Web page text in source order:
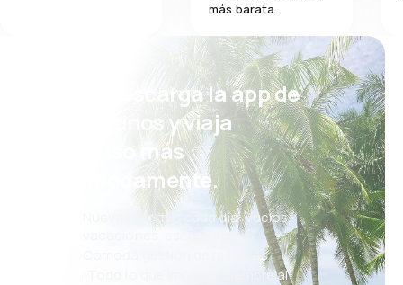
más barata.
¡Eh! Descarga la app de
eDestinos y viaja
incluso más
cómodamente.
Nuevas ofertas cada día: vuelos,
vacaciones, escapadas
Cómoda gestión de reservas
¡Todo lo que importa, siempre al